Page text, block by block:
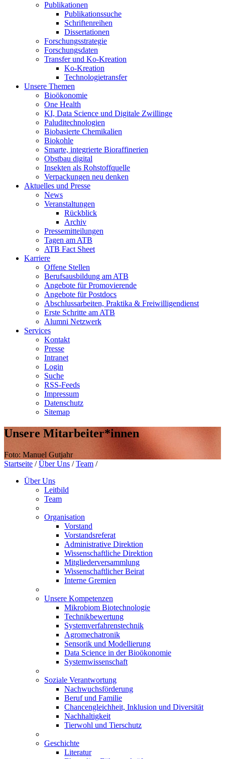
Publikationen
Publikationssuche
Schriftenreihen
Dissertationen
Forschungsstrategie
Forschungsdaten
Transfer und Ko-Kreation
Ko-Kreation
Technologietransfer
Unsere Themen
Bioökonomie
One Health
KI, Data Science und Digitale Zwillinge
Paluditechnologien
Biobasierte Chemikalien
Biokohle
Smarte, integrierte Bioraffinerien
Obstbau digital
Insekten als Rohstoffquelle
Verpackungen neu denken
Aktuelles und Presse
News
Veranstaltungen
Rückblick
Archiv
Pressemitteilungen
Tagen am ATB
ATB Fact Sheet
Karriere
Offene Stellen
Berufsausbildung am ATB
Angebote für Promovierende
Angebote für Postdocs
Abschlussarbeiten, Praktika & Freiwilligendienst
Erste Schritte am ATB
Alumni Netzwerk
Services
Kontakt
Presse
Intranet
Login
Suche
RSS-Feeds
Impressum
Datenschutz
Sitemap
Unsere Mitarbeiter*innen
Foto: Manuel Gutjahr
Startseite / Über Uns / Team /
Über Uns
Leitbild
Team
Organisation
Vorstand
Vorstandsreferat
Administrative Direktion
Wissenschaftliche Direktion
Mitgliederversammlung
Wissenschaftlicher Beirat
Interne Gremien
Unsere Kompetenzen
Mikrobiom Biotechnologie
Technikbewertung
Systemverfahrenstechnik
Agromechatronik
Sensorik und Modellierung
Data Science in der Bioökonomie
Systemwissenschaft
Soziale Verantwortung
Nachwuchsförderung
Beruf und Familie
Chancengleichheit, Inklusion und Diversität
Nachhaltigkeit
Tierwohl und Tierschutz
Geschichte
Literatur